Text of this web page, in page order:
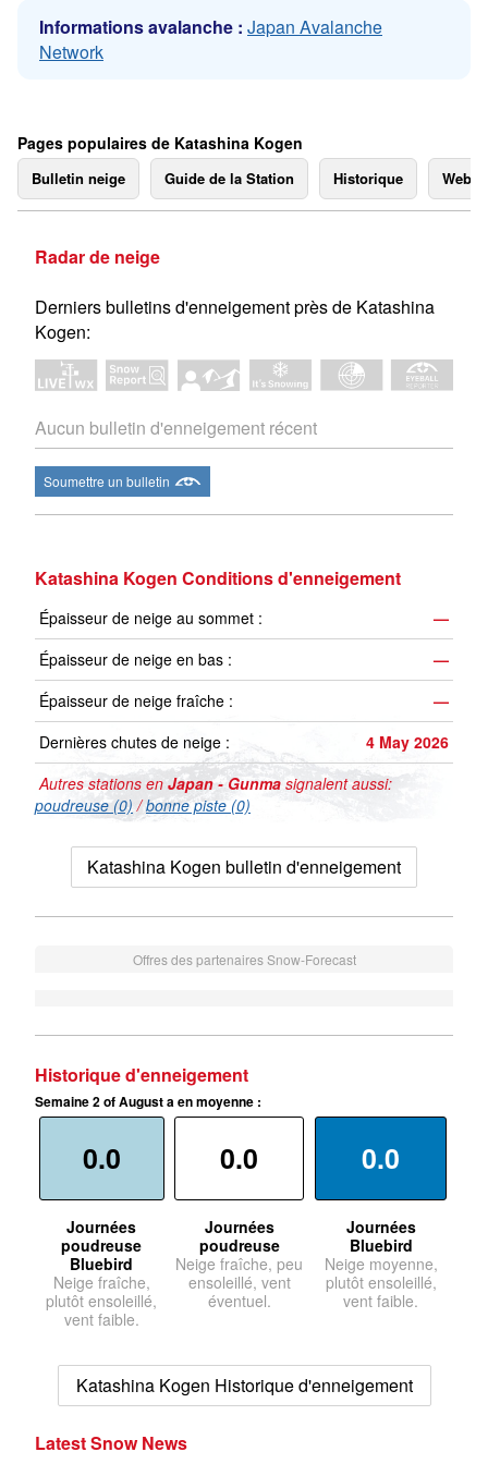
Informations avalanche : Japan Avalanche
Network
Pages populaires de Katashina Kogen
Bulletin neige Guide de la Station Historique
Radar de neige
Derniers bulletins d'enneigement près de Katashina
Kogen:
Aucun bulletin d'enneigement récent
Soumettre un bulletin
Katashina Kogen Conditions d'enneigement
Épaisseur de neige au sommet :
—
Épaisseur de neige en bas :
—
Épaisseur de neige fraîche :
—
Dernières chutes de neige :
4 May 2026
Autres stations en Japan - Gunma signalent aussi:
poudreuse (0) /bonne piste (0)
Katashina Kogen bulletin d'enneigement
Offres des partenaires Snow-Forecast
Historique d'enneigement
Semaine 2 of August a en moyenne :
0.0
Journées
poudreuse
Bluebird
Neige fraîche,
plutôt ensoleillé,
vent faible.
0.0
Journées
poudreuse
Neige fraîche, peu
ensoleillé, vent
éventuel.
0.0
Journées
Bluebird
Neige moyenne,
plutôt ensoleillé,
vent faible.
Katashina Kogen Historique d'enneigement